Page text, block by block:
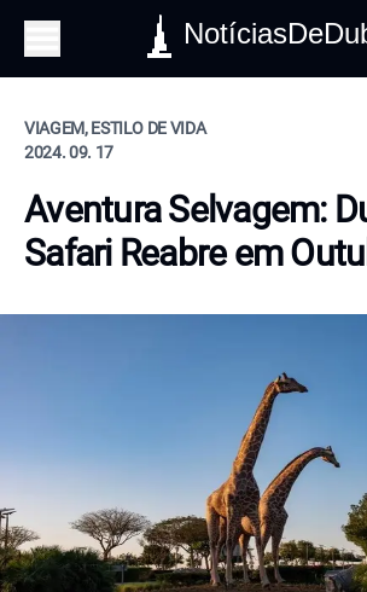
VIAGEM, ESTILO DE VIDA
2024. 09. 17
Aventura Selvagem:
Safari Reabre em